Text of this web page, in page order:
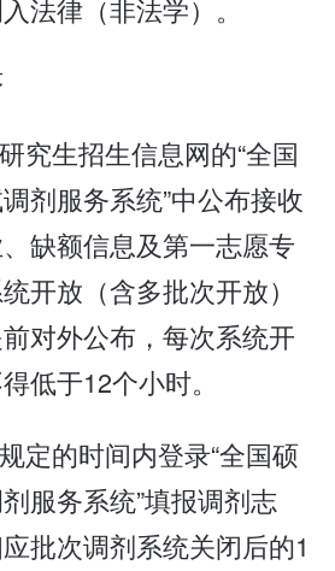
法律（非法学）。
究生招生信息网的“全国
剂服务系统”中公布接收
缺额信息及第一志愿专
开放（含多批次开放）
对外公布，每次系统开
低于12个小时。
定的时间内登录“全国硕
服务系统”填报调剂志
批次调剂系统关闭后的1